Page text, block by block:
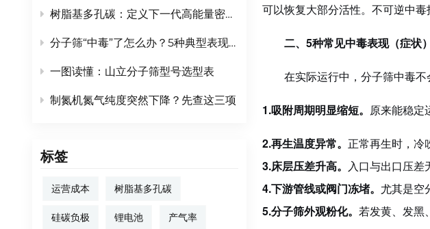
树脂基多孔碳：定义下一代高能量密度电池的“骨架”材料
分子筛“中毒”了怎么办？5种典型表现及抢救方法
一图读懂：山立分子筛型号选型表
制氮机氮气纯度突然下降？先查这三项
标签
运营成本 树脂基多孔碳
硅碳负极 锂电池 产气率
可以恢复大部分活性。不可逆中毒
二、5种常见中毒表现（症状）
在实际运行中，分子筛中毒不
1.吸附周期明显缩短。 原来能稳定
2.再生温度异常。 正常再生时，冷
3.床层压差升高。 入口与出口压差
4.下游管线或阀门冻堵。 尤其是空
5.分子筛外观粉化。若发黄、发黑